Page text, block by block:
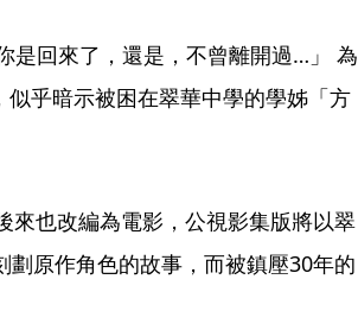
是回來了，還是，不曾離開過…」 為
乎暗示被困在翠華中學的學姊「方
來也改編為電影，公視影集版將以翠
原作角色的故事，而被鎮壓30年的